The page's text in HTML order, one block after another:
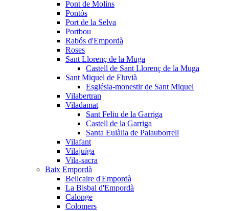
Pont de Molins
Pontós
Port de la Selva
Portbou
Rabós d'Empordà
Roses
Sant Llorenç de la Muga
Castell de Sant Llorenç de la Muga
Sant Miquel de Fluvià
Església-monestir de Sant Miquel
Vilabertran
Viladamat
Sant Feliu de la Garriga
Castell de la Garriga
Santa Eulàlia de Palauborrell
Vilafant
Vilajuïga
Vila-sacra
Baix Empordà
Bellcaire d'Empordà
La Bisbal d'Empordà
Calonge
Colomers